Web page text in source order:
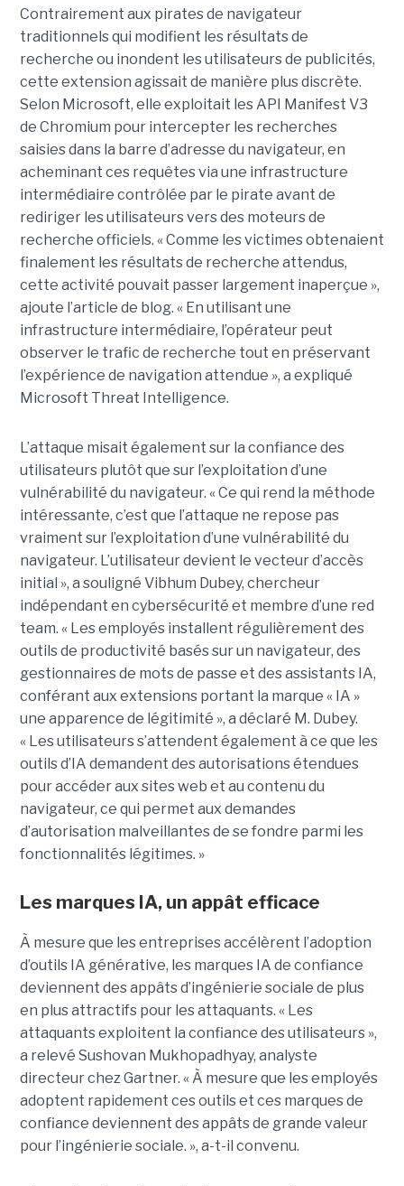
Contrairement aux pirates de navigateur
traditionnels qui modifient les résultats de
recherche ou inondent les utilisateurs de publicités,
cette extension agissait de manière plus discrète.
Selon Microsoft, elle exploitait les API Manifest V3
de Chromium pour intercepter les recherches
saisies dans la barre d’adresse du navigateur, en
acheminant ces requêtes via une infrastructure
intermédiaire contrôlée par le pirate avant de
rediriger les utilisateurs vers des moteurs de
recherche officiels. « Comme les victimes obtenaient
finalement les résultats de recherche attendus,
cette activité pouvait passer largement inaperçue »,
ajoute l’article de blog. « En utilisant une
infrastructure intermédiaire, l’opérateur peut
observer le trafic de recherche tout en préservant
l’expérience de navigation attendue », a expliqué
Microsoft Threat Intelligence.
L’attaque misait également sur la confiance des
utilisateurs plutôt que sur l’exploitation d’une
vulnérabilité du navigateur. « Ce qui rend la méthode
intéressante, c’est que l’attaque ne repose pas
vraiment sur l’exploitation d’une vulnérabilité du
navigateur. L’utilisateur devient le vecteur d’accès
initial », a souligné Vibhum Dubey, chercheur
indépendant en cybersécurité et membre d’une red
team. « Les employés installent régulièrement des
outils de productivité basés sur un navigateur, des
gestionnaires de mots de passe et des assistants IA,
conférant aux extensions portant la marque « IA »
une apparence de légitimité », a déclaré M. Dubey.
« Les utilisateurs s’attendent également à ce que les
outils d’IA demandent des autorisations étendues
pour accéder aux sites web et au contenu du
navigateur, ce qui permet aux demandes
d’autorisation malveillantes de se fondre parmi les
fonctionnalités légitimes. »
Les marques IA, un appât efficace
À mesure que les entreprises accélèrent l’adoption
d’outils IA générative, les marques IA de confiance
deviennent des appâts d’ingénierie sociale de plus
en plus attractifs pour les attaquants. « Les
attaquants exploitent la confiance des utilisateurs »,
a relevé Sushovan Mukhopadhyay, analyste
directeur chez Gartner. « À mesure que les employés
adoptent rapidement ces outils et ces marques de
confiance deviennent des appâts de grande valeur
pour l’ingénierie sociale. », a-t-il convenu.